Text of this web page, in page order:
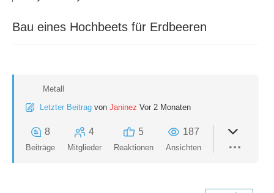
Bau eines Hochbeets für Erdbeeren
Metall
Letzter Beitrag von Janinez Vor 2 Monaten
8
Beiträge
4
Mitglieder
5
Reaktionen
187
Ansichten